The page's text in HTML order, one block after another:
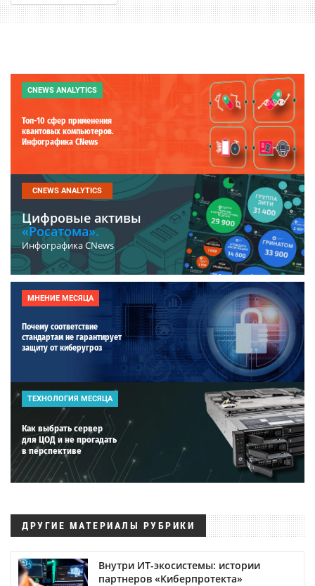
CNEWS ANALYTICS
Топ-10 сфер применения
квантовых компьютеров.
Инфографика CNews
CNEWS ANALYTICS
Цифровые активы
«Росатома».
Инфографика CNews
МНЕНИЕ МЕСЯЦА
Почему соответствие
стандартам не гарантирует
защиту от киберугроз
ТЕХНОЛОГИЯ МЕСЯЦА
Как выбрать сервер
для ЦОД и не прогадать
в перспективе
ДРУГИЕ МАТЕРИАЛЫ РУБРИКИ
Внутри ИТ-экосистемы: истории
партнеров «Киберпротекта»